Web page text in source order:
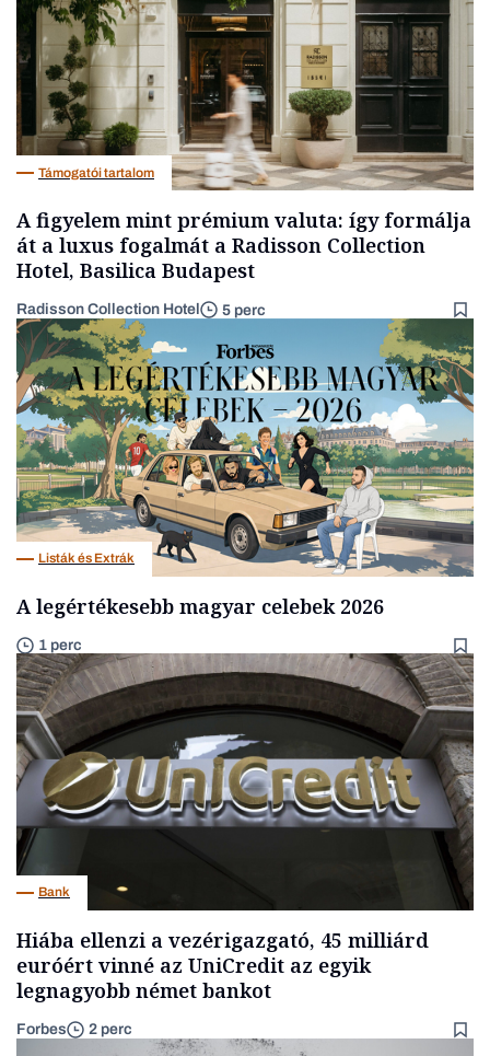
Támogatói tartalom
A figyelem mint prémium valuta: így formálja
át a luxus fogalmát a Radisson Collection
Hotel, Basilica Budapest
Radisson Collection Hotel 5 perc
Listák és Extrák
A legértékesebb magyar celebek 2026
1 perc
Bank
Hiába ellenzi a vezérigazgató, 45 milliárd
euróért vinné az UniCredit az egyik
legnagyobb német bankot
Forbes 2 perc